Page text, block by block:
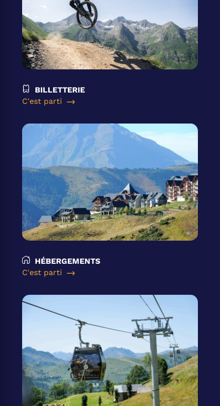
BILLETTERIE
C'est parti
HÉBERGEMENTS
C'est parti